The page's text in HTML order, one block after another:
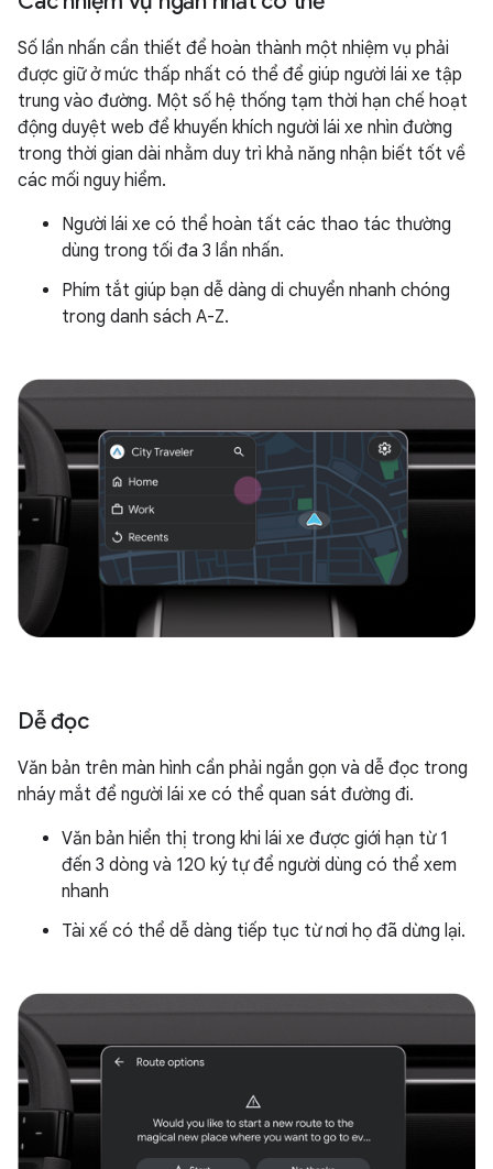
Số lần nhấn cần thiết để hoàn thành một nhiệm vụ phải
được giữ ở mức thấp nhất có thể để giúp người lái xe tập
trung vào đường. Một số hệ thống tạm thời hạn chế hoạt
động duyệt web để khuyến khích người lái xe nhìn đường
trong thời gian dài nhằm duy trì khả năng nhận biết tốt về
các mối nguy hiểm.
Người lái xe có thể hoàn tất các thao tác thường
dùng trong tối đa 3 lần nhấn.
Phím tắt giúp bạn dễ dàng di chuyển nhanh chóng
trong danh sách A-Z.
Dễ đọc
Văn bản trên màn hình cần phải ngắn gọn và dễ đọc trong
nháy mắt để người lái xe có thể quan sát đường đi.
Văn bản hiển thị trong khi lái xe được giới hạn từ 1
đến 3 dòng và 120 ký tự để người dùng có thể xem
nhanh
Tài xế có thể dễ dàng tiếp tục từ nơi họ đã dừng lại.